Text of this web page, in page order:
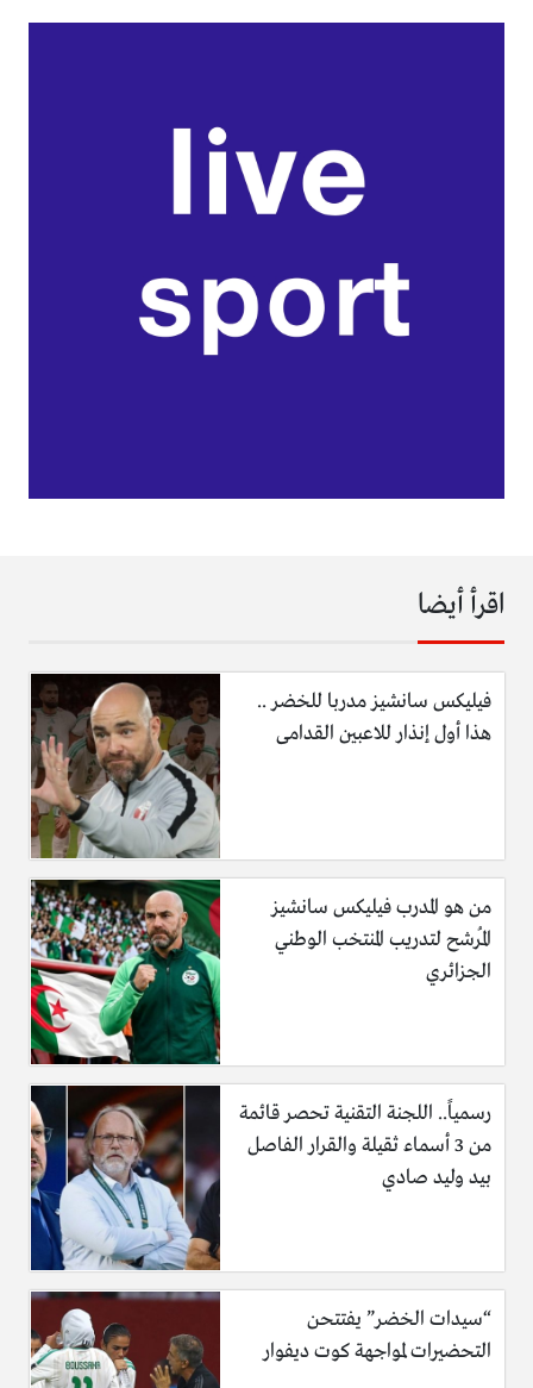
اقرأ أيضا
فيليكس سانشيز مدربا للخضر ..
هذا أول إنذار للاعبين القدامى
من هو المدرب فيليكس سانشيز
المُرشح لتدريب المنتخب الوطني
الجزائري
رسمياً.. اللجنة التقنية تحصر قائمة
من 3 أسماء ثقيلة والقرار الفاصل
بيد وليد صادي
“سيدات الخضر” يفتتحن
التحضيرات لمواجهة كوت ديفوار